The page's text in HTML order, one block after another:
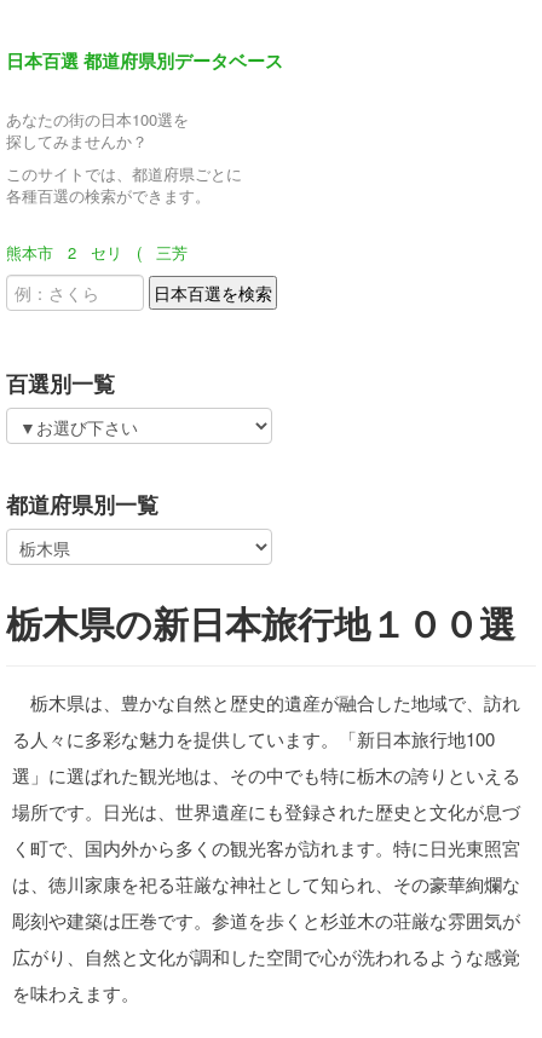
日本百選 都道府県別データベース
あなたの街の日本100選を
探してみませんか？
このサイトでは、都道府県ごとに
各種百選の検索ができます。
熊本市 2 セリ ( 三芳
百選別一覧
都道府県別一覧
栃木県の新日本旅行地１００選
栃木県は、豊かな自然と歴史的遺産が融合した地域で、訪れ
る人々に多彩な魅力を提供しています。「新日本旅行地100
選」に選ばれた観光地は、その中でも特に栃木の誇りといえる
場所です。日光は、世界遺産にも登録された歴史と文化が息づ
く町で、国内外から多くの観光客が訪れます。特に日光東照宮
は、徳川家康を祀る荘厳な神社として知られ、その豪華絢爛な
彫刻や建築は圧巻です。参道を歩くと杉並木の荘厳な雰囲気が
広がり、自然と文化が調和した空間で心が洗われるような感覚
を味わえます。